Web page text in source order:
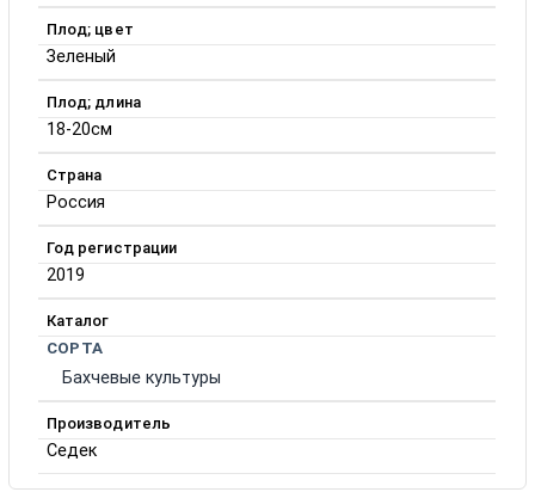
Плод; цвет
Зеленый
Плод; длина
18-20см
Страна
Россия
Год регистрации
2019
Каталог
СОРТА
Бахчевые культуры
Производитель
Седек